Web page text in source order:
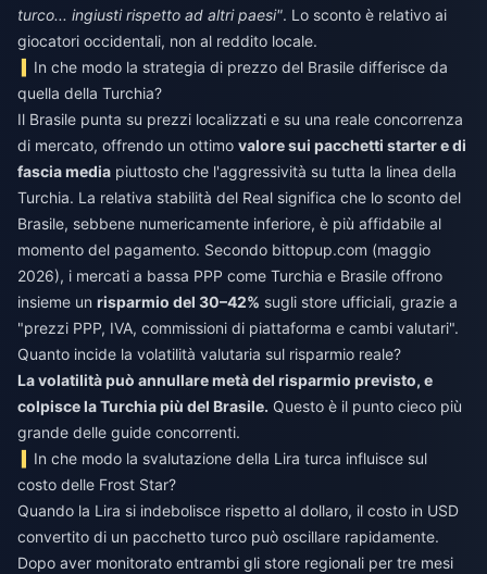
turco... ingiusti rispetto ad altri paesi". Lo sconto è relativo ai
giocatori occidentali, non al reddito locale.
In che modo la strategia di prezzo del Brasile differisce da
quella della Turchia?
Il Brasile punta su prezzi localizzati e su una reale concorrenza
di mercato, offrendo un ottimo valore sui pacchetti starter e di
fascia media piuttosto che l'aggressività su tutta la linea della
Turchia. La relativa stabilità del Real significa che lo sconto del
Brasile, sebbene numericamente inferiore, è più affidabile al
momento del pagamento. Secondo bittopup.com (maggio
2026), i mercati a bassa PPP come Turchia e Brasile offrono
insieme un risparmio del 30–42% sugli store ufficiali, grazie a
"prezzi PPP, IVA, commissioni di piattaforma e cambi valutari".
Quanto incide la volatilità valutaria sul risparmio reale?
La volatilità può annullare metà del risparmio previsto, e
colpisce la Turchia più del Brasile. Questo è il punto cieco più
grande delle guide concorrenti.
In che modo la svalutazione della Lira turca influisce sul
costo delle Frost Star?
Quando la Lira si indebolisce rispetto al dollaro, il costo in USD
convertito di un pacchetto turco può oscillare rapidamente.
Dopo aver monitorato entrambi gli store regionali per tre mesi